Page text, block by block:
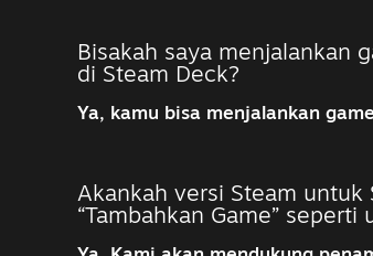
Bisakah saya menjalankan
di Steam Deck?
Ya, kamu bisa menjalankan
Akankah versi Steam
“Tambahkan Game”